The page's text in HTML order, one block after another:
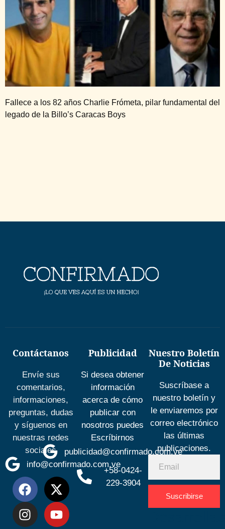
Fallece a los 82 años Charlie Frómeta, pilar fundamental del
legado de la Billo’s Caracas Boys
Contáctanos
Envíe sus
comentarios,
informaciones,
preguntas, dudas
y síguenos en
nuestras redes
sociales
info@confirmado.com.ve
Publicidad
Si desea obtener
información
acerca de cómo
publicar con
nosotros puedes
Escríbirnos
publicidad@confirmado.com.ve
+58-0424-
229-3904
Nuestro Boletín
De Noticias
Suscríbase a
nuestro boletín y
le enviaremos por
correo electrónico
las últimas
publicaciones.
Suscribirse